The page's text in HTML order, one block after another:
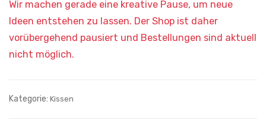
Kategorie: Kissen